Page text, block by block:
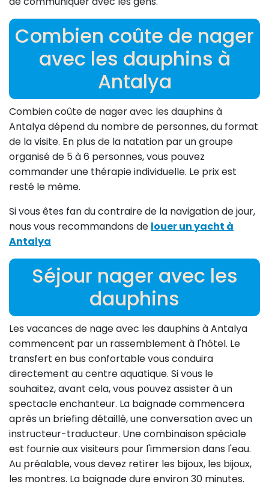
Combien coûte de nager
avec les dauphins à
Antalya
Combien coûte de nager avec les dauphins à
Antalya dépend du nombre de personnes, du format
de la visite. En plus de la natation par un groupe
organisé de 5 à 6 personnes, vous pouvez
commander une thérapie individuelle. Le prix est
resté le même.
Si vous êtes fan du contraire de la navigation de jour,
nous vous recommandons de louer un yacht à
Antalya
Séjour nager avec les
dauphins
Les vacances de nage avec les dauphins à Antalya
commencent par un rassemblement à l'hôtel. Le
transfert en bus confortable vous conduira
directement au centre aquatique. Si vous le
souhaitez, avant cela, vous pouvez assister à un
spectacle enchanteur. La baignade commencera
après un briefing détaillé, une conversation avec un
instructeur-traducteur. Une combinaison spéciale
est fournie aux visiteurs pour l'immersion dans l'eau.
Au préalable, vous devez retirer les bijoux, les bijoux,
les montres. La baignade dure environ 30 minutes.